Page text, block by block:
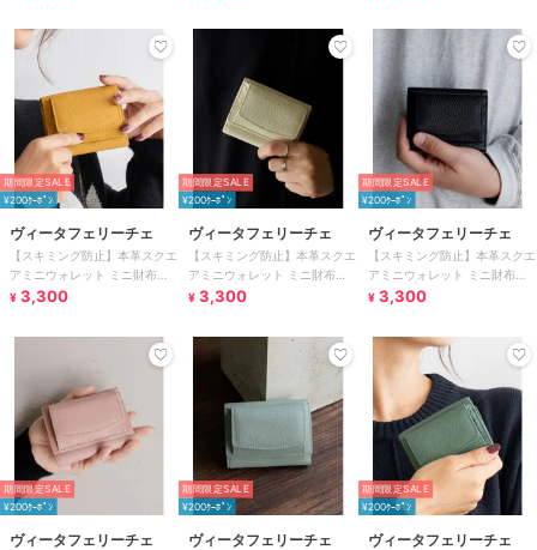
期間限定SALE
¥200ｸｰﾎﾟﾝ
ヴィータフェリーチェ
【スキミング防止】本革スクエ
アミニウォレット ミニ財布
【aroco/アロコ】
¥ 3,300
期間限定SALE
¥200ｸｰﾎﾟﾝ
ヴィータフェリーチェ
【スキミング防止】本革スクエ
アミニウォレット ミニ財布
【aroco/アロコ】
¥ 3,300
期間限定SALE
¥200ｸｰﾎﾟﾝ
ヴィータフェリーチェ
【スキミング防止】本革スクエ
アミニウォレット ミニ財布
【aroco/アロコ】
¥ 3,300
期間限定SALE
¥200ｸｰﾎﾟﾝ
ヴィータフェリーチェ
期間限定SALE
¥200ｸｰﾎﾟﾝ
ヴィータフェリーチェ
期間限定SALE
¥200ｸｰﾎﾟﾝ
ヴィータフェリーチェ